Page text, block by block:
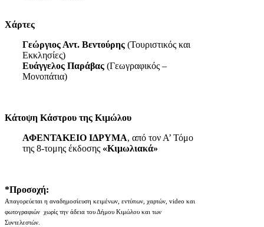
Χάρτες
Γεώργιος Αντ. Βεντούρης (Τουριστικός και
Εκκλησίες)
Ευάγγελος Παράβας (Γεωγραφικός –
Μονοπάτια)
Κάτοψη Κάστρου της Κιμώλου
ΑΦΕΝΤΑΚΕΙΟ ΙΔΡΥΜΑ, από τον Α’ Τόμο
της 8-τομης έκδοσης «Κιμωλιακά»
*Προσοχή:
Απαγορεύεται η αναδημοσίευση κειμένων, εντύπων, χαρτών, video και
φωτογραφιών χωρίς την άδεια του Δήμου Κιμώλου και των
Συντελεστών.